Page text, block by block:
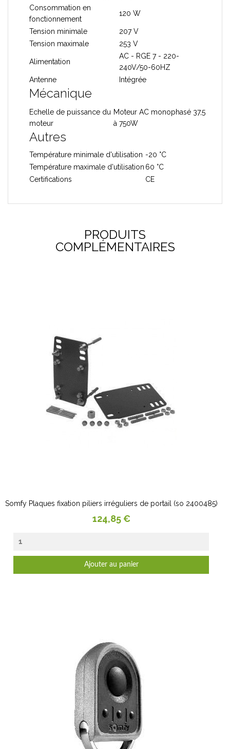
Consommation en
fonctionnement
120 W
Tension minimale
207 V
Tension maximale
253 V
Alimentation
AC - RGE 7 - 220-
240V/50-60HZ
Antenne
Intégrée
Mécanique
Echelle de puissance du
moteur
Moteur AC monophasé 37,5
à 750W
Autres
Température minimale d'utilisation -20 °C
Température maximale d'utilisation 60 °C
Certifications
CE
PRODUITS
COMPLÉMENTAIRES
Somfy Plaques fixation piliers irréguliers de portail (so 2400485)
Prix
124,85 €
Ajouter au panier